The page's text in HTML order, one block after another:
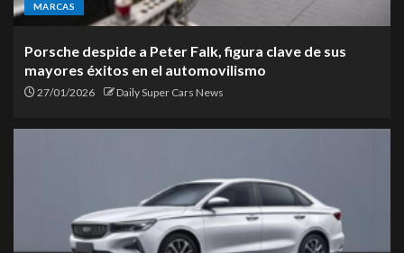
MARCAS
Porsche despide a Peter Falk, figura clave de sus
mayores éxitos en el automovilismo
27/01/2026 Daily Super Cars News